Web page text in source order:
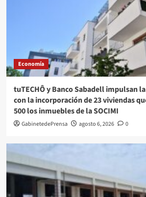
Economía
tuTECHÔ y Banco Sabadell impulsan
con la incorporación de 23 viviendas
500 los inmuebles de la SOCIMI
GabinetedePrensa agosto 6, 2026 0